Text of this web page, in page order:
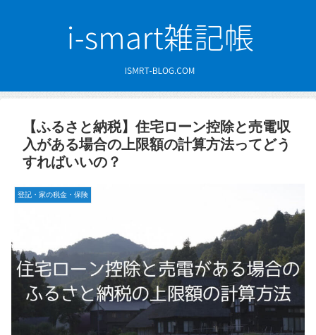
【ふるさと納税】住宅ローン控除と売電収
入がある場合の上限額の計算方法ってどう
すればいいの？
登記・家の税金・保険